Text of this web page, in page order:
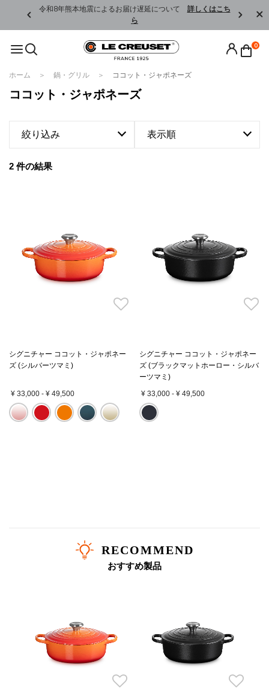
令和8年熊本地震によるお届け遅延について 詳しくはこち
ら
0
ホーム 鍋・グリル ココット・ジャポネーズ
ココット・ジャポネーズ
絞り込み 表示順
2 件の結果
シグニチャー ココット・ジャポネー
ズ (シルバーツマミ)
¥ 33,000 - ¥ 49,500
シグニチャー ココット・ジャポネー
ズ (ブラックマットホーロー・シルバ
ーツマミ)
¥ 33,000-¥ 49,500
RECOMMEND
おすすめ製品